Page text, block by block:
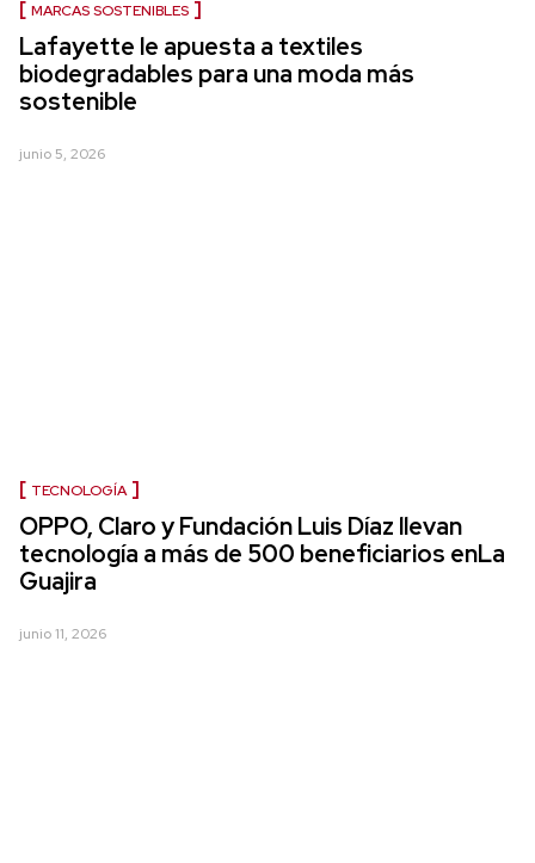
MARCAS SOSTENIBLES
Lafayette le apuesta a textiles
biodegradables para una moda más
sostenible
junio 5, 2026
TECNOLOGÍA
OPPO, Claro y Fundación Luis Díaz llevan
tecnología a más de 500 beneficiarios enLa
Guajira
junio 11, 2026